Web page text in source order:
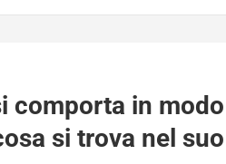
comporta in
si trova nel